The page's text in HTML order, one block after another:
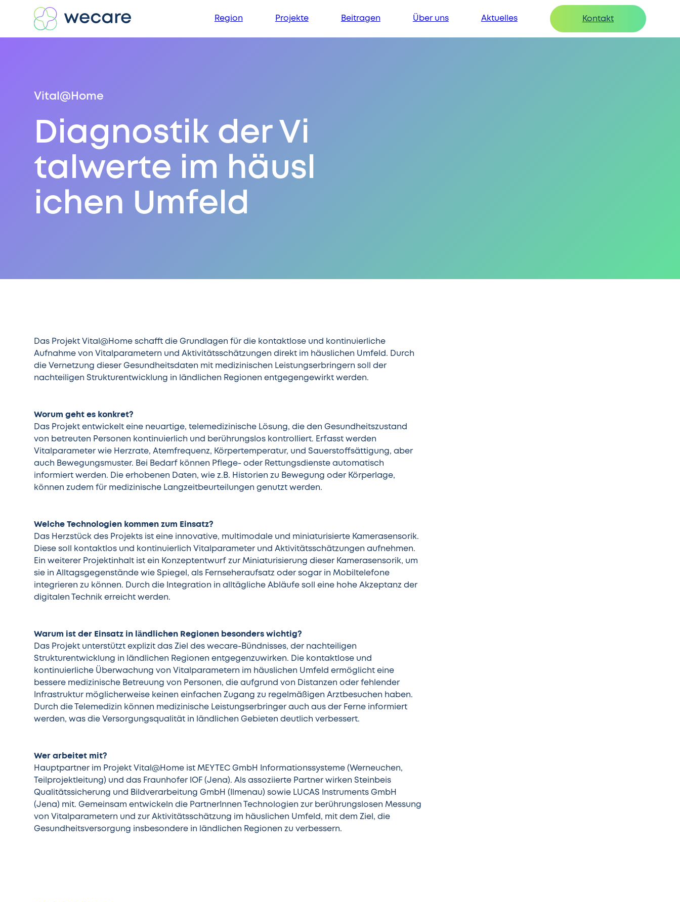
Region Projekte Beitragen Über uns Aktuelles Kontakt
Vital@Home
Diagnostik der Vi
talwerte im häusl
ichen Umfeld
Das Projekt Vital@Home schafft die Grundlagen für die kontaktlose und kontinuierliche
Aufnahme von Vitalparametern und Aktivitätsschätzungen direkt im häuslichen Umfeld. Durch
die Vernetzung dieser Gesundheitsdaten mit medizinischen Leistungserbringern soll der
nachteiligen Strukturentwicklung in ländlichen Regionen entgegengewirkt werden.
Worum geht es konkret?
Das Projekt entwickelt eine neuartige, telemedizinische Lösung, die den Gesundheitszustand
von betreuten Personen kontinuierlich und berührungslos kontrolliert. Erfasst werden
Vitalparameter wie Herzrate, Atemfrequenz, Körpertemperatur, und Sauerstoffsättigung, aber
auch Bewegungsmuster. Bei Bedarf können Pflege- oder Rettungsdienste automatisch
informiert werden. Die erhobenen Daten, wie z.B. Historien zu Bewegung oder Körperlage,
können zudem für medizinische Langzeitbeurteilungen genutzt werden.
Welche Technologien kommen zum Einsatz?
Das Herzstück des Projekts ist eine innovative, multimodale und miniaturisierte Kamerasensorik.
Diese soll kontaktlos und kontinuierlich Vitalparameter und Aktivitätsschätzungen aufnehmen.
Ein weiterer Projektinhalt ist ein Konzeptentwurf zur Miniaturisierung dieser Kamerasensorik, um
sie in Alltagsgegenstände wie Spiegel, als Fernseheraufsatz oder sogar in Mobiltelefone
integrieren zu können. Durch die Integration in alltägliche Abläufe soll eine hohe Akzeptanz der
digitalen Technik erreicht werden.
Warum ist der Einsatz in ländlichen Regionen besonders wichtig?
Das Projekt unterstützt explizit das Ziel des wecare-Bündnisses, der nachteiligen
Strukturentwicklung in ländlichen Regionen entgegenzuwirken. Die kontaktlose und
kontinuierliche Überwachung von Vitalparametern im häuslichen Umfeld ermöglicht eine
bessere medizinische Betreuung von Personen, die aufgrund von Distanzen oder fehlender
Infrastruktur möglicherweise keinen einfachen Zugang zu regelmäßigen Arztbesuchen haben.
Durch die Telemedizin können medizinische Leistungserbringer auch aus der Ferne informiert
werden, was die Versorgungsqualität in ländlichen Gebieten deutlich verbessert.
Wer arbeitet mit?
Hauptpartner im Projekt Vital@Home ist MEYTEC GmbH Informationssysteme (Werneuchen,
Teilprojektleitung) und das Fraunhofer IOF (Jena). Als assoziierte Partner wirken Steinbeis
Qualitätssicherung und Bildverarbeitung GmbH (Ilmenau) sowie LUCAS Instruments GmbH
(Jena) mit. Gemeinsam entwickeln die PartnerInnen Technologien zur berührungslosen Messung
von Vitalparametern und zur Aktivitätsschätzung im häuslichen Umfeld, mit dem Ziel, die
Gesundheitsversorgung insbesondere in ländlichen Regionen zu verbessern.